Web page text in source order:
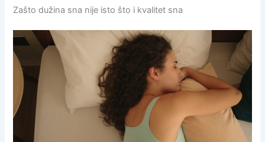
Zašto dužina sna nije isto što i kvalitet sna